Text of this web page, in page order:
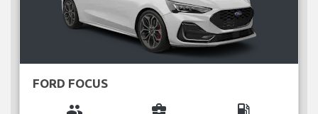
FORD FOCUS
group business_center local_gas_station